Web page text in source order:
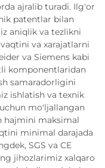
ajralib turadi. Ilg'or
patentlar bilan
aniqlik va tezlikni
va xarajatlarni
va Siemens kabi
komponentlaridan
samaradorligini
ishlatish va texnik
mo'ljallangan
hajmini maksimal
minimal darajada
SGS va CE
jihozlarimiz xalqaro